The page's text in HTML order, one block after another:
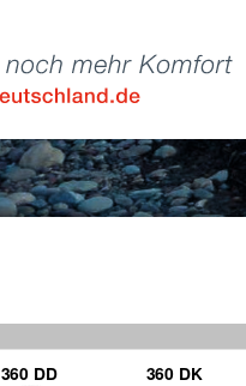
360 DD
360 DK